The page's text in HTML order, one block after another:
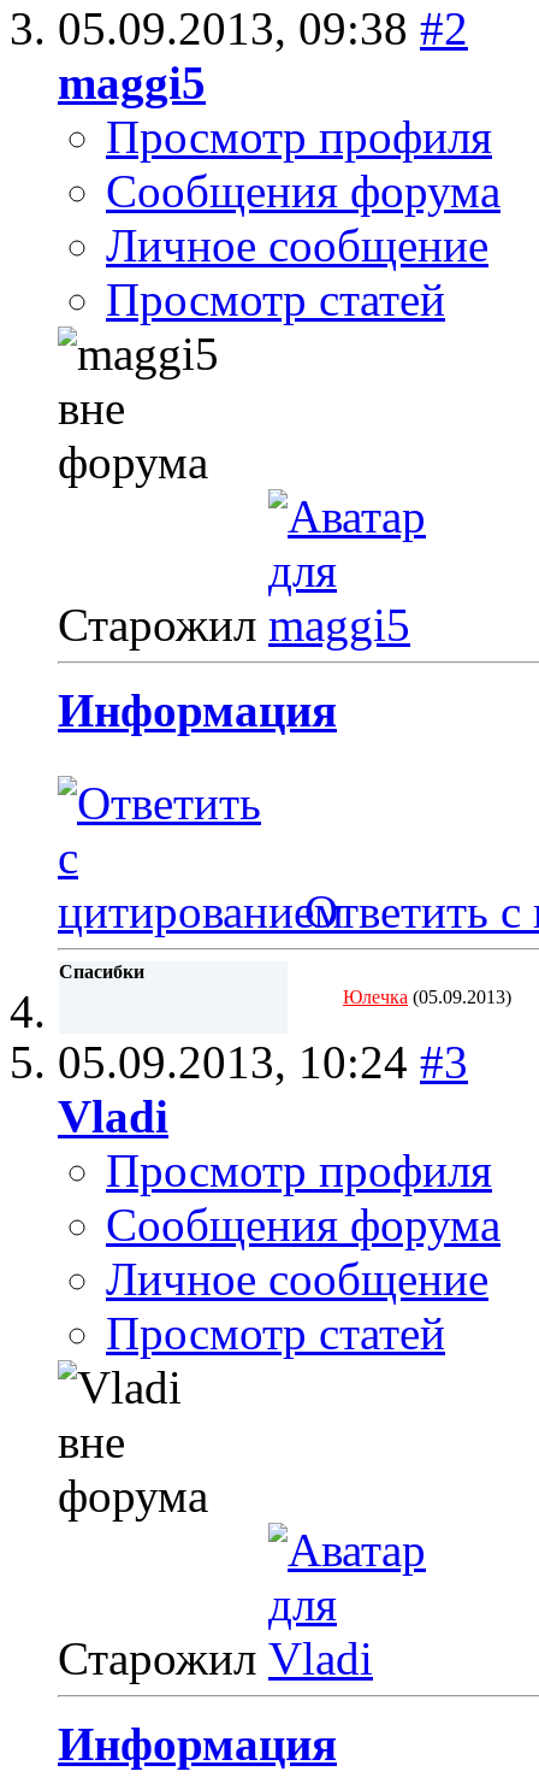
05.09.2013, 09:38 #2
maggi5
Просмотр профиля
Сообщения форума
Личное сообщение
Просмотр статей
Старожил
Информация
Ответить с
Спасибки
Юлечка (05.09.2013)
05.09.2013, 10:24 #3
Vladi
Просмотр профиля
Сообщения форума
Личное сообщение
Просмотр статей
Старожил
Информация